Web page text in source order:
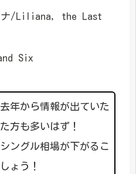
ナ/Liliana, the Last
Six
年から情報が出ていた
方も多いはず！
ングル相場が下がるこ
ょう！